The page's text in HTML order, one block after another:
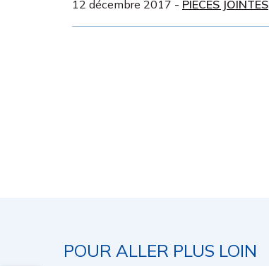
12 décembre 2017 - PIÈCES JOINTES
POUR ALLER PLUS LOIN